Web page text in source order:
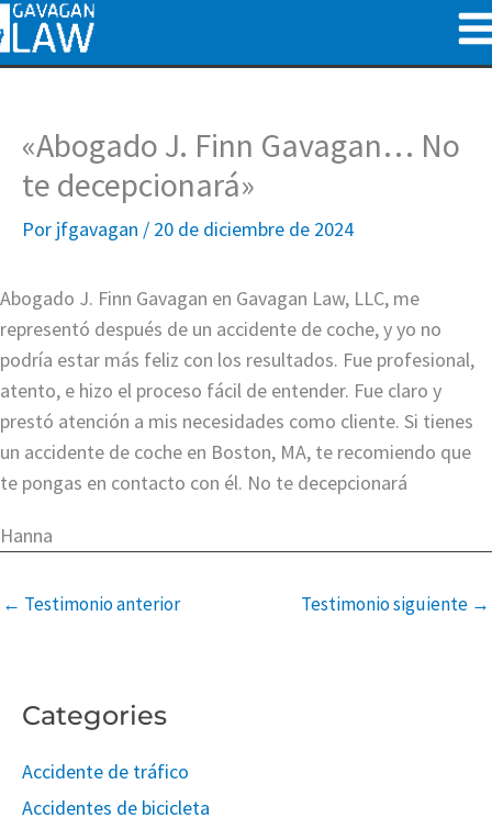
al
contenido
«Abogado J. Finn Gavagan… No
te decepcionará»
Por jfgavagan / 20 de diciembre de 2024
Abogado J. Finn Gavagan en Gavagan Law, LLC, me
representó después de un accidente de coche, y yo no
podría estar más feliz con los resultados. Fue profesional,
atento, e hizo el proceso fácil de entender. Fue claro y
prestó atención a mis necesidades como cliente. Si tienes
un accidente de coche en Boston, MA, te recomiendo que
te pongas en contacto con él. No te decepcionará
Hanna
← Testimonio anterior Testimonio siguiente →
Categories
Accidente de tráfico
Accidentes de bicicleta